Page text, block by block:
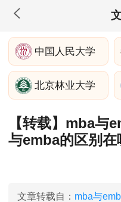
MBA工商管理
院校库 考试报名 招
考试真题
报考经验
MEM工程管理
院校库 考试报名 招
MPA公共管理
中国人民大学
北京林业大学
【转载】mba与
与emba的区别在
文章转载自： mba与